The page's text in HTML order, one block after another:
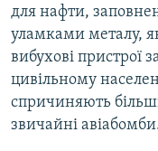
для нафти,
уламками металу,
вибухові пристрої
цивільному
спричиняють
звичайні